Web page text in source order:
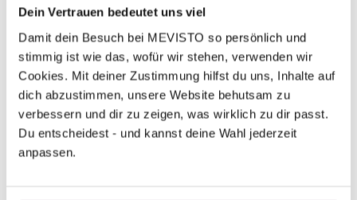
Dein Vertrauen bedeutet uns viel
Damit dein Besuch bei MEVISTO so persönlich und
stimmig ist wie das, wofür wir stehen, verwenden wir
Cookies. Mit deiner Zustimmung hilfst du uns, Inhalte auf
dich abzustimmen, unsere Website behutsam zu
verbessern und dir zu zeigen, was wirklich zu dir passt.
Du entscheidest - und kannst deine Wahl jederzeit
anpassen.
Tischlerstraße 24
4050 Traun
Austria
Send mail